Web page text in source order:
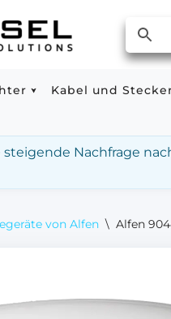
Kabel und
steigende Nachfrage
von Alfen \ Alfen